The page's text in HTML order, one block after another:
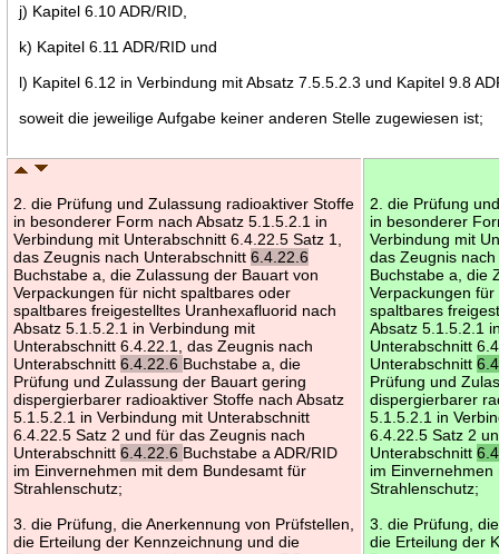
j) Kapitel 6.10 ADR/RID,
k) Kapitel 6.11 ADR/RID und
l) Kapitel 6.12 in Verbindung mit Absatz 7.5.5.2.3 und Kapitel 9.8
soweit die jeweilige Aufgabe keiner anderen Stelle zugewiesen ist;
2. die Prüfung und Zulassung radioaktiver Stoffe
in besonderer Form nach Absatz 5.1.5.2.1 in
Verbindung mit Unterabschnitt 6.4.22.5 Satz 1,
das Zeugnis nach Unterabschnitt6.4.22.6
Buchstabe a, die Zulassung der Bauart von
Verpackungen für nicht spaltbares oder
spaltbares freigestelltes Uranhexafluorid nach
Absatz 5.1.5.2.1 in Verbindung mit
Unterabschnitt 6.4.22.1, das Zeugnis nach
Unterabschnitt6.4.22.6 Buchstabe a, die
Prüfung und Zulassung der Bauart gering
dispergierbarer radioaktiver Stoffe nach Absatz
5.1.5.2.1 in Verbindung mit Unterabschnitt
6.4.22.5 Satz 2 und für das Zeugnis nach
Unterabschnitt6.4.22.6 Buchstabe a ADR/RID
im Einvernehmen mit dem Bundesamt für
Strahlenschutz;
3. die Prüfung, die Anerkennung von Prüfstellen,
die Erteilung der Kennzeichnung und die
2. die Prüfung
in besonderer
Verbindung mit
das Zeugnis
Buchstabe a, die
Verpackungen
spaltbares
Absatz 5.1.5.2.1
Unterabschnitt
Unterabschnitt
Prüfung und
dispergierbarer
5.1.5.2.1 in
6.4.22.5 Satz 2
Unterabschnitt
im
Strahlenschutz;
3. die Prüfung,
die Erteilung der